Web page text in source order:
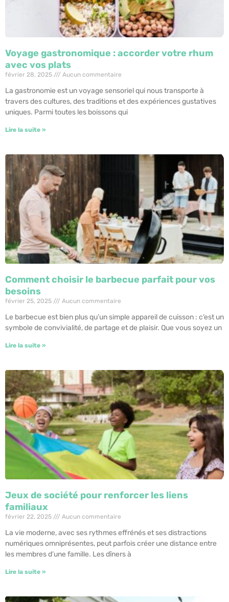
Voyage gastronomique : accorder votre rhum
avec vos plats
février 28, 2025 Aucun commentaire
La gastronomie est un voyage sensoriel qui nous transporte à
travers des cultures, des traditions et des expériences gustatives
uniques. Parmi toutes les boissons qui
Lire la suite »
Comment choisir le barbecue parfait pour vos
besoins
février 25, 2025 Aucun commentaire
Le barbecue est bien plus qu’un simple appareil de cuisson : c’est un
symbole de convivialité, de partage et de plaisir. Que vous soyez un
Lire la suite »
Jeux de société pour renforcer les liens
familiaux
février 22, 2025 Aucun commentaire
La vie moderne, avec ses rythmes effrénés et ses distractions
numériques omniprésentes, peut parfois créer une distance entre
les membres d’une famille. Les dîners à
Lire la suite »